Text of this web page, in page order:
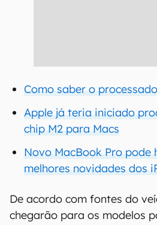
Como saber o
Apple já teria iniciado
chip M2 para Macs
Novo MacBook Pro pode
melhores novidades dos
De acordo com fontes do
chegarão para os modelos